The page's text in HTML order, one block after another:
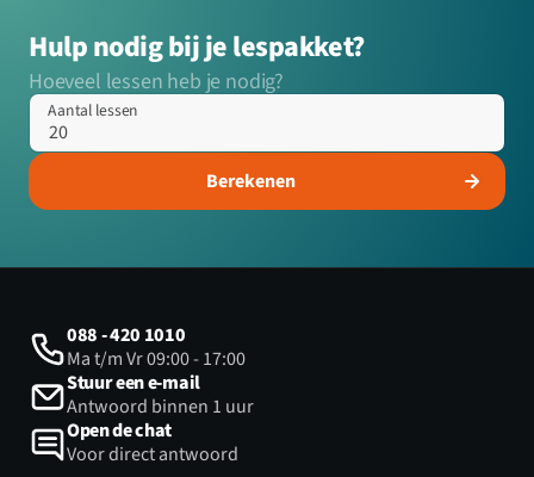
Hulp nodig bij je lespakket?
Hoeveel lessen heb je nodig?
Aantal lessen
Berekenen
088 - 420 1010
Ma t/m Vr 09:00 - 17:00
Stuur een e-mail
Antwoord binnen 1 uur
Open de chat
Voor direct antwoord